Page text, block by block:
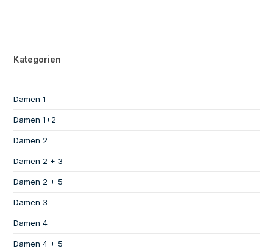
Kategorien
Damen 1
Damen 1+2
Damen 2
Damen 2 + 3
Damen 2 + 5
Damen 3
Damen 4
Damen 4 + 5